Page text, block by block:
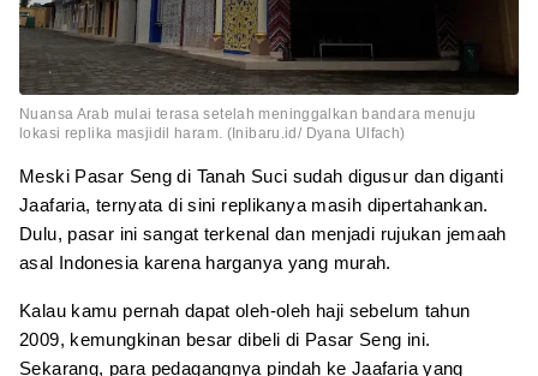
Nuansa Arab mulai terasa setelah meninggalkan bandara menuju
lokasi replika masjidil haram. (Inibaru.id/ Dyana Ulfach)
Meski Pasar Seng di Tanah Suci sudah digusur dan diganti
Jaafaria, ternyata di sini replikanya masih dipertahankan.
Dulu, pasar ini sangat terkenal dan menjadi rujukan jemaah
asal Indonesia karena harganya yang murah.
Kalau kamu pernah dapat oleh-oleh haji sebelum tahun
2009, kemungkinan besar dibeli di Pasar Seng ini.
Sekarang, para pedagangnya pindah ke Jaafaria yang